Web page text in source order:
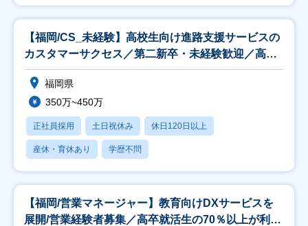
【福岡/CS_未経験】高校生向け進路支援サービスの
カスタマーサクセス／第二新卒・未経験歓迎／高卒
就活
福岡県
350万~450万
正社員採用 土日祝休み 休日120日以上
産休・育休あり 学歴不問
【福岡/営業マネージャー】教育向けDXサービスを
展開/営業経験者募集／高卒就活生の70％以上が利用